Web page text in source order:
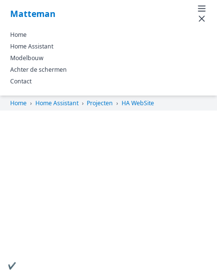
Matteman
Home
Home Assistant
Modelbouw
Achter de schermen
Contact
Home › Home Assistant › Projecten › HA WebSite
✔ scripts